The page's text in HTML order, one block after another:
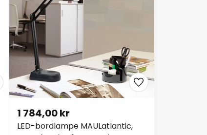
LED-bordlampe MAULatlantic,
1 784,00 kr